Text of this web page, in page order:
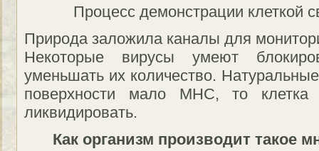
Процесс демонстрации клеткой
Природа заложила каналы для
Некоторые вирусы умеют
уменьшать их количество.
поверхности мало MHC, то
ликвидировать.
Как организм производит такое